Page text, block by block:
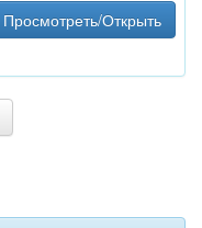
Просмотреть/Открыть